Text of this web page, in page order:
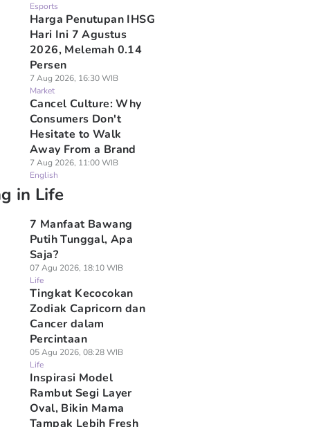
Esports
Harga Penutupan IHSG
Hari Ini 7 Agustus
2026, Melemah 0.14
Persen
7 Aug 2026, 16:30 WIB
Market
Cancel Culture: Why
Consumers Don't
Hesitate to Walk
Away From a Brand
7 Aug 2026, 11:00 WIB
English
in Life
7 Manfaat Bawang
Putih Tunggal, Apa
Saja?
07 Agu 2026, 18:10 WIB
Life
Tingkat Kecocokan
Zodiak Capricorn dan
Cancer dalam
Percintaan
05 Agu 2026, 08:28 WIB
Life
Inspirasi Model
Rambut Segi Layer
Oval, Bikin Mama
Tampak Lebih Fresh